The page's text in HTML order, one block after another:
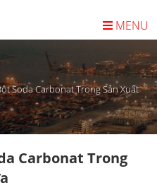
MENU
Soda Carbonat Trong Sản Xuất
Carbonat Trong